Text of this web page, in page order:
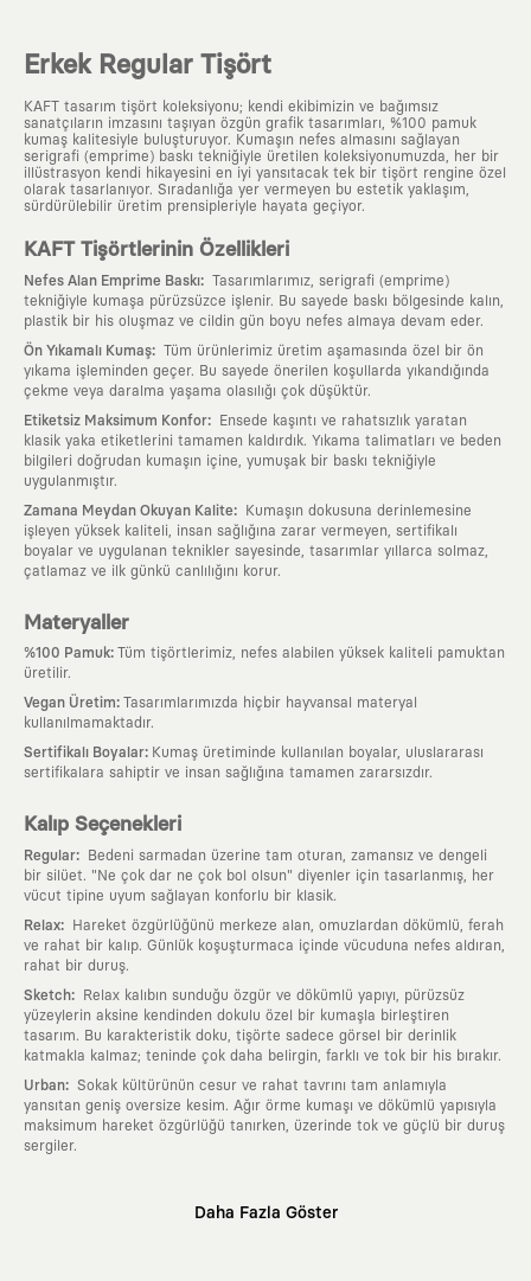
Erkek Regular Tişört
KAFT tasarım tişört koleksiyonu; kendi ekibimizin ve bağımsız
sanatçıların imzasını taşıyan özgün grafik tasarımları, %100 pamuk
kumaş kalitesiyle buluşturuyor. Kumaşın nefes almasını sağlayan
serigrafi (emprime) baskı tekniğiyle üretilen koleksiyonumuzda, her bir
illüstrasyon kendi hikayesini en iyi yansıtacak tek bir tişört rengine özel
olarak tasarlanıyor. Sıradanlığa yer vermeyen bu estetik yaklaşım,
sürdürülebilir üretim prensipleriyle hayata geçiyor.
KAFT Tişörtlerinin Özellikleri
Nefes Alan Emprime Baskı: Tasarımlarımız, serigrafi (emprime)
tekniğiyle kumaşa pürüzsüzce işlenir. Bu sayede baskı bölgesinde kalın,
plastik bir his oluşmaz ve cildin gün boyu nefes almaya devam eder.
Ön Yıkamalı Kumaş: Tüm ürünlerimiz üretim aşamasında özel bir ön
yıkama işleminden geçer. Bu sayede önerilen koşullarda yıkandığında
çekme veya daralma yaşama olasılığı çok düşüktür.
Etiketsiz Maksimum Konfor:
Ensede kaşıntı ve rahatsızlık yaratan
klasik yaka etiketlerini tamamen kaldırdık. Yıkama talimatları ve beden
bilgileri doğrudan kumaşın içine, yumuşak bir baskı tekniğiyle
uygulanmıştır.
Zamana Meydan Okuyan Kalite:
Kumaşın dokusuna derinlemesine
işleyen yüksek kaliteli, insan sağlığına zarar vermeyen, sertifikalı
boyalar ve uygulanan teknikler sayesinde, tasarımlar yıllarca solmaz,
çatlamaz ve ilk günkü canlılığını korur.
Materyaller
%100 Pamuk: Tüm tişörtlerimiz, nefes alabilen yüksek kaliteli pamuktan
üretilir.
Vegan Üretim: Tasarımlarımızda hiçbir hayvansal materyal
kullanılmamaktadır.
Sertifikalı Boyalar: Kumaş üretiminde kullanılan boyalar, uluslararası
sertifikalara sahiptir ve insan sağlığına tamamen zararsızdır.
Kalıp Seçenekleri
Regular:
Bedeni sarmadan üzerine tam oturan, zamansız ve dengeli
bir silüet. "Ne çok dar ne çok bol olsun" diyenler için tasarlanmış, her
vücut tipine uyum sağlayan konforlu bir klasik.
Relax:
Hareket özgürlüğünü merkeze alan, omuzlardan dökümlü, ferah
ve rahat bir kalıp. Günlük koşuşturmaca içinde vücuduna nefes aldıran,
rahat bir duruş.
Sketch:
Relax kalıbın sunduğu özgür ve dökümlü yapıyı, pürüzsüz
yüzeylerin aksine kendinden dokulu özel bir kumaşla birleştiren
tasarım. Bu karakteristik doku, tişörte sadece görsel bir derinlik
katmakla kalmaz; teninde çok daha belirgin, farklı ve tok bir his bırakır.
Urban: Sokak kültürünün cesur ve rahat tavrını tam anlamıyla
yansıtan geniş oversize kesim. Ağır örme kumaşı ve dökümlü yapısıyla
maksimum hareket özgürlüğü tanırken, üzerinde tok ve güçlü bir duruş
sergiler.
Daha Fazla Göster